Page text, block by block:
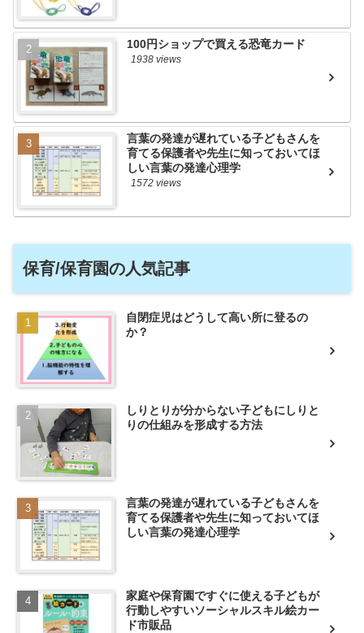
100円ショップで買える恐竜カード
1938 views
言葉の発達が遅れている子どもさんを
育てる保護者や先生に知っておいてほ
しい言葉の発達心理学
1572 views
保育/保育園の人気記事
自閉症児はどうして高い所に登るの
か？
しりとりが分からない子どもにしりと
りの仕組みを形成する方法
言葉の発達が遅れている子どもさんを
育てる保護者や先生に知っておいてほ
しい言葉の発達心理学
家庭や保育園ですぐに使える子どもが
行動しやすいソーシャルスキル絵カー
ド市販品